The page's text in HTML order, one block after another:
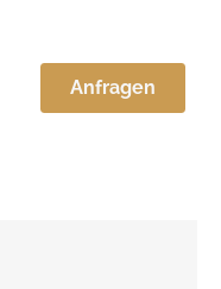
Anfragen